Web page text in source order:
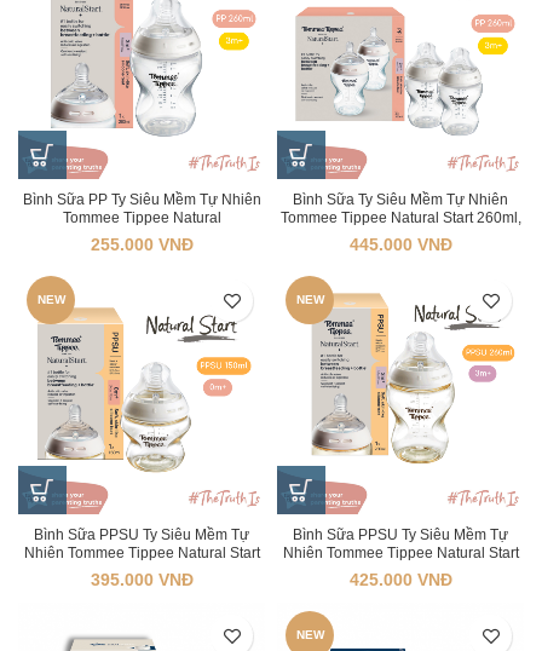
Bình Sữa PP Ty Siêu Mềm Tự Nhiên
Tommee Tippee Natural
Start 260ml, Núm Ty Của Bình 3-6
Tháng
255.000 VNĐ
Bình Sữa Ty Siêu Mềm Tự Nhiên
Tommee Tippee Natural Start 260ml,
Núm Ty Đi Kèm 3-6 Tháng (Bình Đôi)
445.000 VNĐ
NEW
Bình Sữa PPSU Ty Siêu Mềm Tự
Nhiên Tommee Tippee Natural Start
150ml, Núm Ty Của Bình 0-3 Tháng
395.000 VNĐ
NEW
Bình Sữa PPSU Ty Siêu Mềm Tự
Nhiên Tommee Tippee Natural Start
260ml, Núm Ty Của Bình 3-6 Tháng
425.000 VNĐ
NEW